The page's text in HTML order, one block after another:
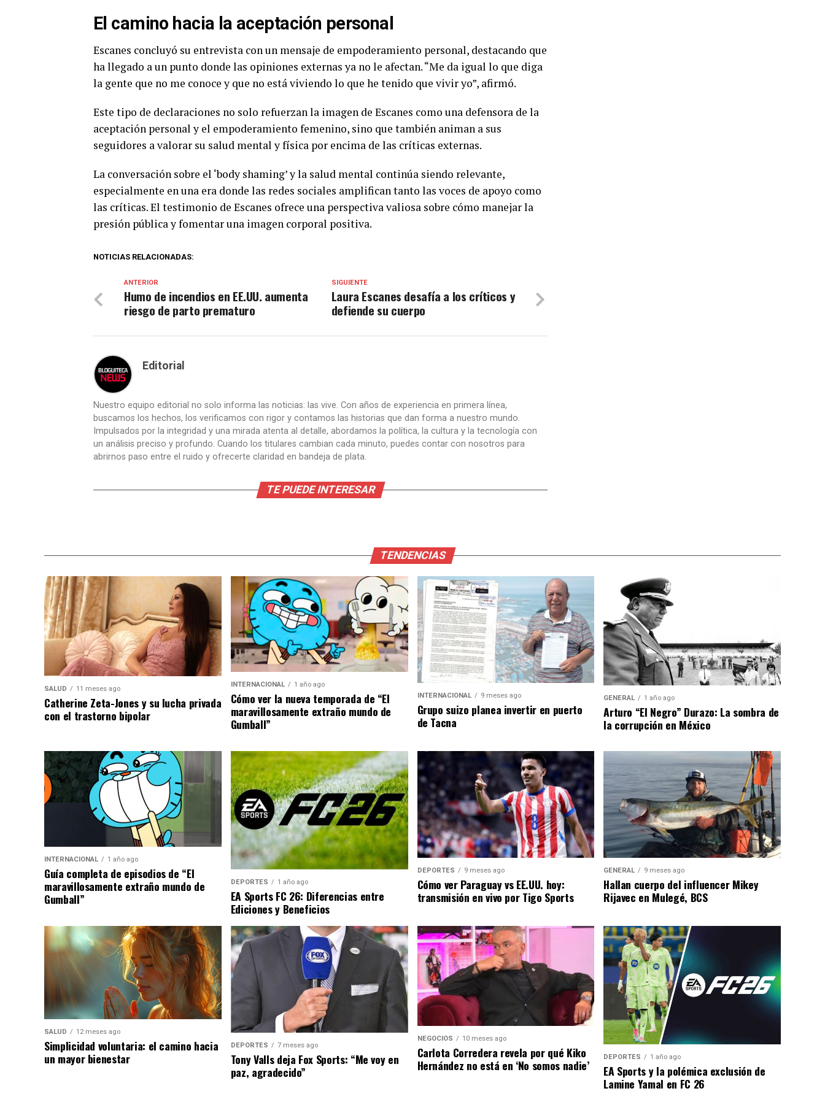
El camino hacia la aceptación personal
Escanes concluyó su entrevista con un mensaje de empoderamiento personal, destacando que
ha llegado a un punto donde las opiniones externas ya no le afectan. “Me da igual lo que diga
la gente que no me conoce y que no está viviendo lo que he tenido que vivir yo”, afirmó.
Este tipo de declaraciones no solo refuerzan la imagen de Escanes como una defensora de la
aceptación personal y el empoderamiento femenino, sino que también animan a sus
seguidores a valorar su salud mental y física por encima de las críticas externas.
La conversación sobre el ‘body shaming’ y la salud mental continúa siendo relevante,
especialmente en una era donde las redes sociales amplifican tanto las voces de apoyo como
las críticas. El testimonio de Escanes ofrece una perspectiva valiosa sobre cómo manejar la
presión pública y fomentar una imagen corporal positiva.
NOTICIAS RELACIONADAS:
SIGUIENTE
Laura Escanes desafía a los críticos y
defiende su cuerpo
ANTERIOR
Humo de incendios en EE.UU. aumenta
riesgo de parto prematuro
Editorial
Nuestro equipo editorial no solo informa las noticias: las vive. Con años de experiencia en primera línea,
buscamos los hechos, los verificamos con rigor y contamos las historias que dan forma a nuestro mundo.
Impulsados por la integridad y una mirada atenta al detalle, abordamos la política, la cultura y la tecnología con
un análisis preciso y profundo. Cuando los titulares cambian cada minuto, puedes contar con nosotros para
abrirnos paso entre el ruido y ofrecerte claridad en bandeja de plata.
TE PUEDE INTERESAR
TENDENCIAS
SALUD 11 meses ago
Catherine Zeta-Jones y su lucha privada
con el trastorno bipolar
INTERNACIONAL 1 año ago
Cómo ver la nueva temporada de “El
maravillosamente extraño mundo de
Gumball”
INTERNACIONAL 9 meses ago
Grupo suizo planea invertir en puerto
de Tacna
GENERAL 1 año ago
Arturo “El Negro” Durazo: La sombra de
la corrupción en México
INTERNACIONAL 1 año ago
Guía completa de episodios de “El
maravillosamente extraño mundo de
Gumball”
DEPORTES 1 año ago
EA Sports FC 26: Diferencias entre
Ediciones y Beneficios
DEPORTES 9 meses ago
Cómo ver Paraguay vs EE.UU. hoy:
transmisión en vivo por Tigo Sports
GENERAL 9 meses ago
Hallan cuerpo del influencer Mikey
Rijavec en Mulegé, BCS
SALUD 12 meses ago
Simplicidad voluntaria: el camino hacia
un mayor bienestar
DEPORTES 7 meses ago
Tony Valls deja Fox Sports: “Me voy en
paz, agradecido”
NEGOCIOS 10 meses ago
Carlota Corredera revela por qué Kiko
Hernández no está en ‘No somos nadie’
DEPORTES 1 año ago
EA Sports y la polémica exclusión de
Lamine Yamal en FC 26